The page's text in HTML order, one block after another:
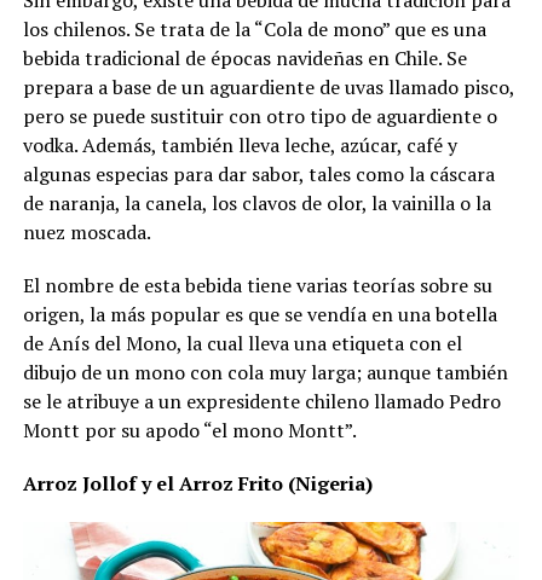
los chilenos. Se trata de la “Cola de mono” que es una
bebida tradicional de épocas navideñas en Chile. Se
prepara a base de un aguardiente de uvas llamado pisco,
pero se puede sustituir con otro tipo de aguardiente o
vodka. Además, también lleva leche, azúcar, café y
algunas especias para dar sabor, tales como la cáscara
de naranja, la canela, los clavos de olor, la vainilla o la
nuez moscada.
El nombre de esta bebida tiene varias teorías sobre su
origen, la más popular es que se vendía en una botella
de Anís del Mono, la cual lleva una etiqueta con el
dibujo de un mono con cola muy larga; aunque también
se le atribuye a un expresidente chileno llamado Pedro
Montt por su apodo “el mono Montt”.
Arroz Jollof y el Arroz Frito (Nigeria)